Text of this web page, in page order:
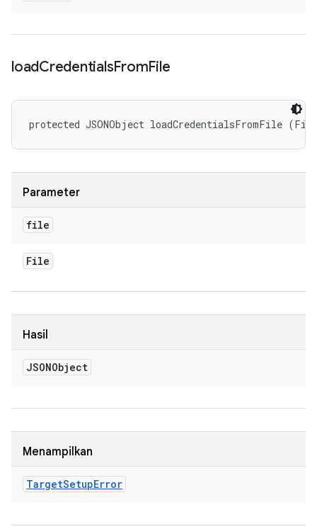
loadCredentialsFromFile
protected JSONObject loadCredentialsFromFile
Parameter
file
File
Hasil
JSONObject
Menampilkan
TargetSetupError